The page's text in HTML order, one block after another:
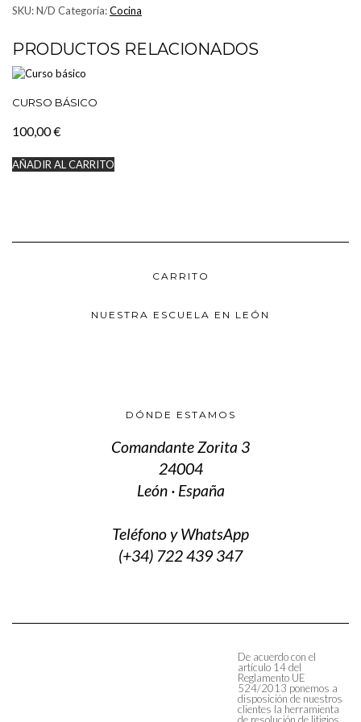
SKU:N/D Categoría:Cocina
PRODUCTOS RELACIONADOS
CURSO BÁSICO
100,00€
AÑADIR AL CARRITO
CARRITO
NUESTRA ESCUELA EN LEÓN
DÓNDE ESTAMOS
Comandante Zorita 3
24004
León · España
Teléfono y WhatsApp
(+34) 722 439 347
De acuerdo con el
artículo 14 del
Reglamento UE
524/2013 ponemos a
disposición de nuestros
clientes la herramienta
de resolución de litigios